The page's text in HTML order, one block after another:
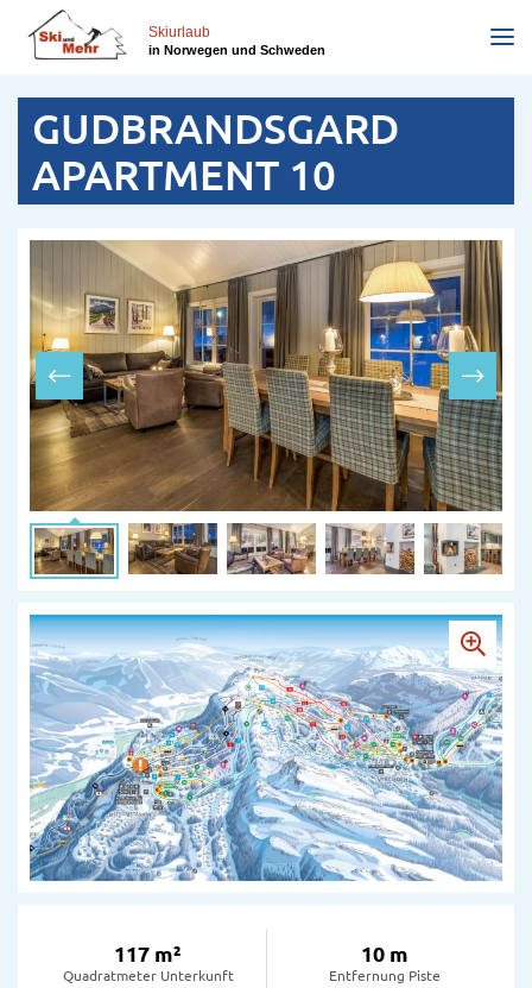
zum
Inhalt
Skiurlaub
in Norwegen und Schweden
GUDBRANDSGARD
APARTMENT 10
117 m²
Quadratmeter Unterkunft
10 m
Entfernung Piste